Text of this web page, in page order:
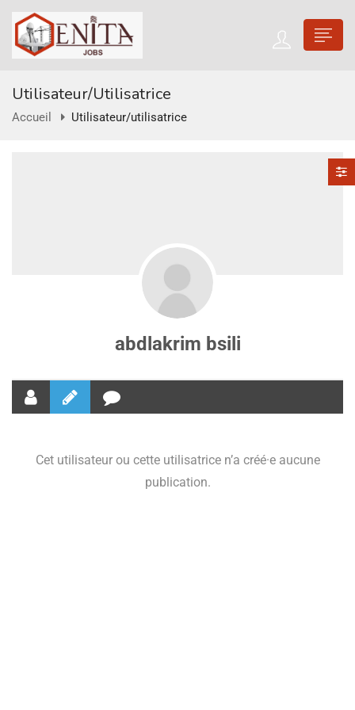
Utilisateur/utilisatrice
Accueil Utilisateur/utilisatrice
abdlakrim bsili
Cet utilisateur ou cette utilisatrice n’a créé·e aucune
publication.